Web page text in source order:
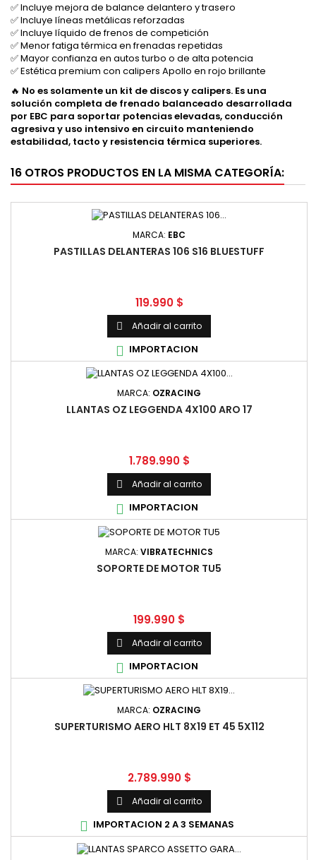
✅ Incluye mejora de balance delantero y trasero
✅ Incluye líneas metálicas reforzadas
✅ Incluye líquido de frenos de competición
✅ Menor fatiga térmica en frenadas repetidas
✅ Mayor confianza en autos turbo o de alta potencia
✅ Estética premium con calipers Apollo en rojo brillante
🔥 No es solamente un kit de discos y calipers. Es una
solución completa de frenado balanceado desarrollada
por EBC para soportar potencias elevadas, conducción
agresiva y uso intensivo en circuito manteniendo
estabilidad, tacto y resistencia térmica superiores.
16 OTROS PRODUCTOS EN LA MISMA CATEGORÍA:
MARCA: EBC
PASTILLAS DELANTERAS 106 S16 BLUESTUFF
Precio
119.990 $
 Añadir al carrito
 IMPORTACION
MARCA: OZRACING
LLANTAS OZ LEGGENDA 4X100 ARO 17
Precio
1.789.990 $
 Añadir al carrito
 IMPORTACION
MARCA: VIBRATECHNICS
SOPORTE DE MOTOR TU5
Precio
199.990 $
 Añadir al carrito
 IMPORTACION
MARCA: OZRACING
SUPERTURISMO AERO HLT 8X19 ET 45 5X112
Precio
2.789.990 $
 Añadir al carrito
 IMPORTACION 2 A 3 SEMANAS